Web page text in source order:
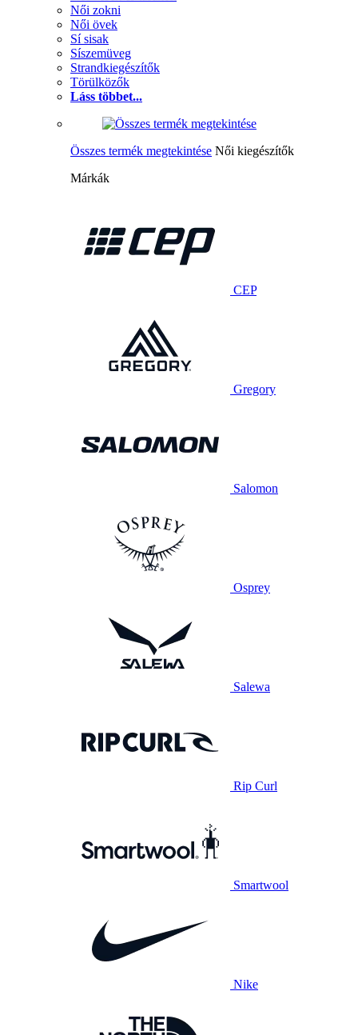
Női zokni
Női övek
Sí sisak
Síszemüveg
Strandkiegészítők
Törülközők
Láss többet...
Összes termék megtekintése Női kiegészítők
Márkák
CEP
Gregory
Salomon
Osprey
Salewa
Rip Curl
Smartwool
Nike